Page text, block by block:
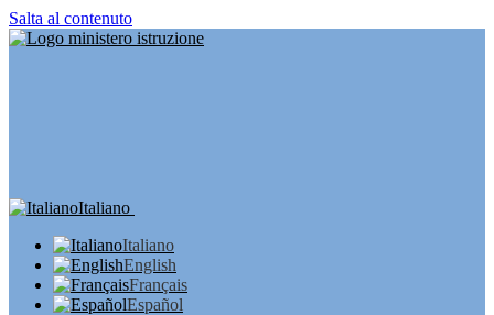
Salta al contenuto
Italiano
Italiano
English
Français
Español